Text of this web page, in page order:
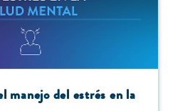
manejo del estrés en la